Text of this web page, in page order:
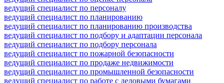
ведущий специалист по персоналу
ведущий специалист по планированию
ведущий специалист по планированию производства
ведущий специалист по подбору и адаптации персонала
ведущий специалист по подбору персонала
ведущий специалист по пожарной безопасности
ведущий специалист по продаже недвижимости
ведущий специалист по промышленной безопасности
ведущий специалист по работе с деловыми бумагами